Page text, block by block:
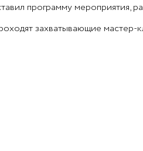
программу мероприятия,
захватывающие мастер-